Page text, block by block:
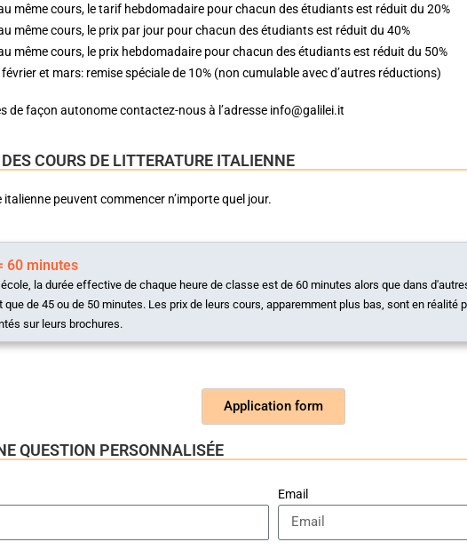
même cours, le tarif hebdomadaire pour chacun des étudiants est réduit du 20%
même cours, le prix par jour pour chacun des étudiants est réduit du 40%
même cours, le prix hebdomadaire pour chacun des étudiants est réduit du 50%
et mars: remise spéciale de 10% (non cumulable avec d’autres réductions)
de façon autonome contactez-nous à l’adresse info@galilei.it
COURS DE LITTERATURE ITALIENNE
peuvent commencer n’importe quel jour.
60 minutes
la durée effective de chaque heure de classe est de 60 minutes alors que dans
que de 45 ou de 50 minutes. Les prix de leurs cours, apparemment plus bas, sont en réalité
sur leurs brochures.
Application form
QUESTION PERSONNALISÉE
Email